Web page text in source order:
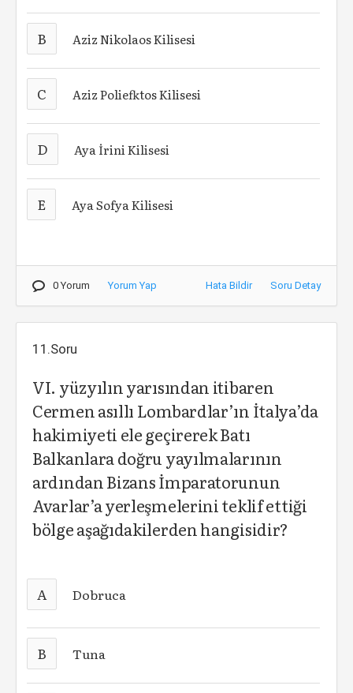
B Aziz Nikolaos Kilisesi
C Aziz Poliefktos Kilisesi
D Aya İrini Kilisesi
E Aya Sofya Kilisesi
0 Yorum Yorum Yap Hata Bildir Soru Detay
11.Soru
VI. yüzyılın yarısından itibaren
Cermen asıllı Lombardlar’ın İtalya’da
hakimiyeti ele geçirerek Batı
Balkanlara doğru yayılmalarının
ardından Bizans İmparatorunun
Avarlar’a yerleşmelerini teklif ettiği
bölge aşağıdakilerden hangisidir?
A Dobruca
B Tuna